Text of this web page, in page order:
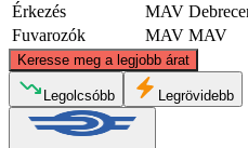
Érkezés
MAV
Fuvarozók
MAV MAV
Keresse meg a legjobb árat
Legolcsóbb Legrövidebb